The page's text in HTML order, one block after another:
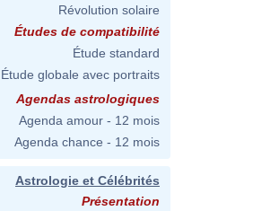
Révolution solaire
Études de compatibilité
Étude standard
Étude globale avec portraits
Agendas astrologiques
Agenda amour - 12 mois
Agenda chance - 12 mois
Astrologie et Célébrités
Présentation